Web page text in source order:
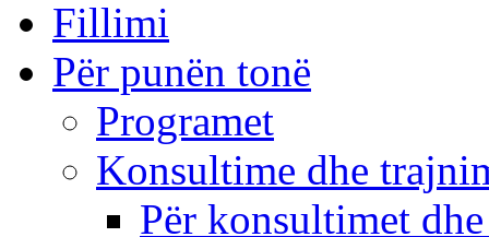
Fillimi
Për punën tonë
Programet
Konsultime dhe
Për konsultimet